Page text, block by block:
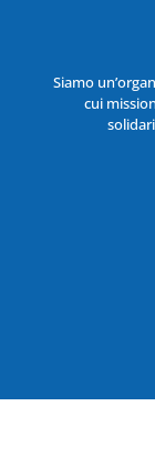
Siamo
cui